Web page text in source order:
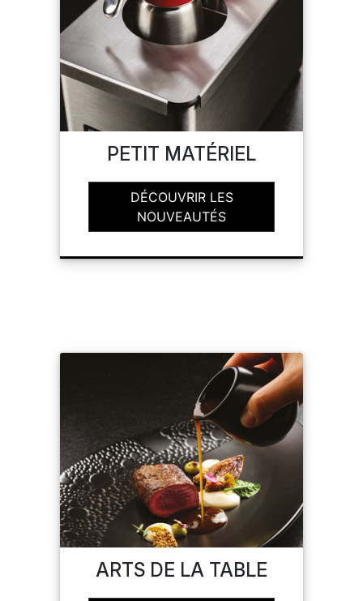
MARQUES
NOUVEAUTÉS
PORTAIL
SUR-MESURE
PETIT MATÉRIEL
DÉCOUVRIR LES
NOUVEAUTÉS
ARTS DE LA TABLE